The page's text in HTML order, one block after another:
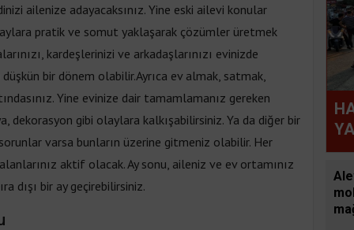
ailenize adayacaksınız. Yine eski ailevi konular
pratik ve somut yaklaşarak çözümler üretmek
kardeşlerinizi ve arkadaşlarınızı evinizde
bir dönem olabilir.Ayrıca ev almak, satmak,
Yine evinize dair tamamlamanız gereken
dekorasyon gibi olaylara kalkışabilirsiniz. Ya da diğer bir
varsa bunların üzerine gitmeniz olabilir. Her
aktif olacak. Ay sonu, aileniz ve ev ortamınız
dışı bir ay geçirebilirsiniz.